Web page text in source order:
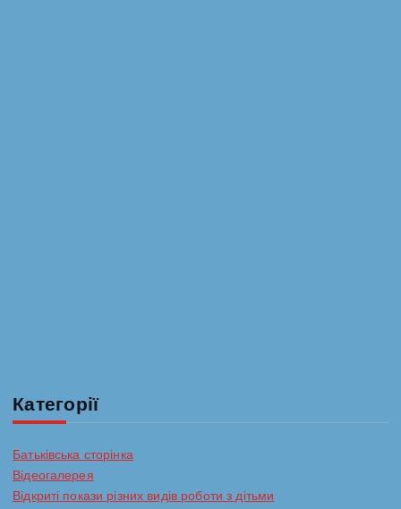
Категорії
Батьківська сторінка
Відеогалерея
Відкриті покази різних видів роботи з дітьми